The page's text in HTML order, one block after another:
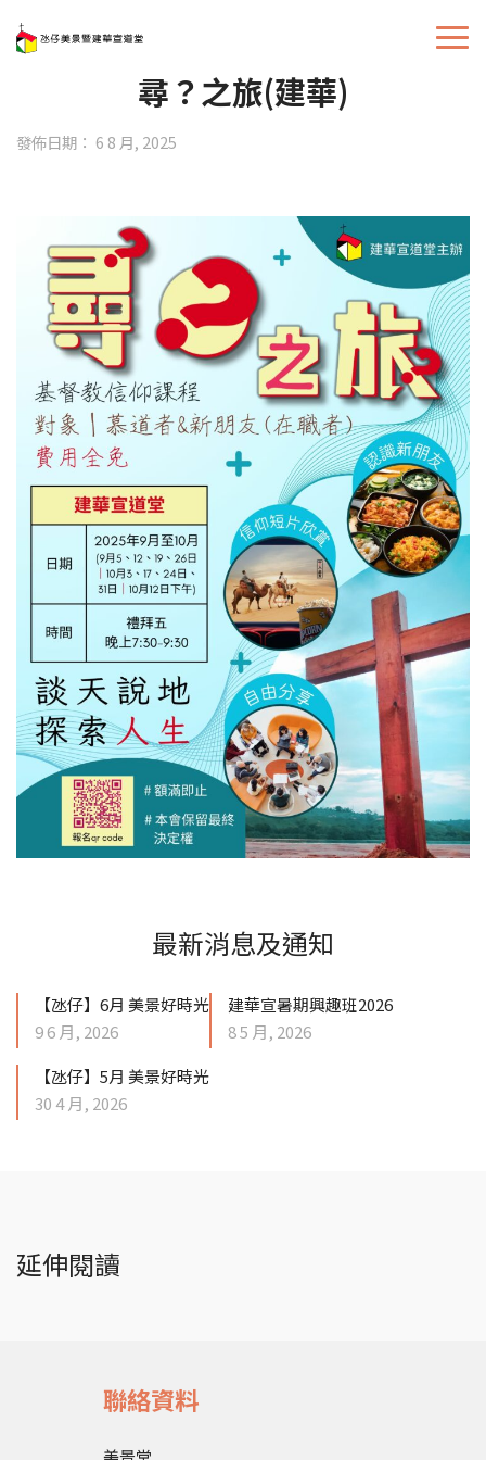
尋？之旅(建華)
發佈日期： 6 8 月, 2025
最新消息及通知
【氹仔】6月 美景好時光
9 6 月, 2026
建華宣暑期興趣班2026
8 5 月, 2026
【氹仔】5月 美景好時光
30 4 月, 2026
延伸閱讀
聯絡資料